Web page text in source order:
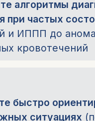
деятельность MD.school
основании лицензии.
законодательства РФ с 1
онлайн-обучение не предполагает
о повышении квалификации и
НМО. По итогам обучения